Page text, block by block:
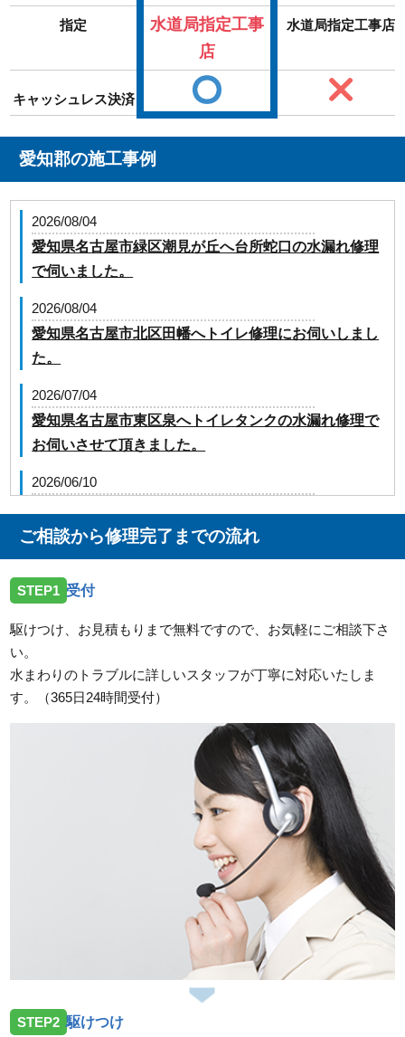
指定
水道局指定工事
店
水道局指定工事店
キャッシュレス決済
愛知郡の施工事例
2026/08/04
愛知県名古屋市緑区潮見が丘へ台所蛇口の水漏れ修理
で伺いました。
2026/08/04
愛知県名古屋市北区田幡へトイレ修理にお伺いしまし
た。
2026/07/04
愛知県名古屋市東区泉へトイレタンクの水漏れ修理で
お伺いさせて頂きました。
2026/06/10
修理でお伺いさせて頂きました。
愛知県名古屋市天白区横町へ洗濯排水詰まりトラブル
愛知県名古屋市守山区へ排水詰まり修理に伺いました
愛知県名古屋市千種区千種で洗濯機排水詰まりでお伺
愛知県名古屋市緑区有松町へトイレ水漏れでお伺いし
愛知県名古屋市名東区へ台所蛇口水漏れ修理に向かい
2026/02/06
愛知県名古屋市北区山田でトイレ水漏れでお伺いしま
した
ご相談から修理完了までの流れ
STEP1 受付
駆けつけ、お見積もりまで無料ですので、お気軽にご相談下さ
い。
水まわりのトラブルに詳しいスタッフが丁寧に対応いたしま
す。（365日24時間受付）
STEP2 駆けつけ